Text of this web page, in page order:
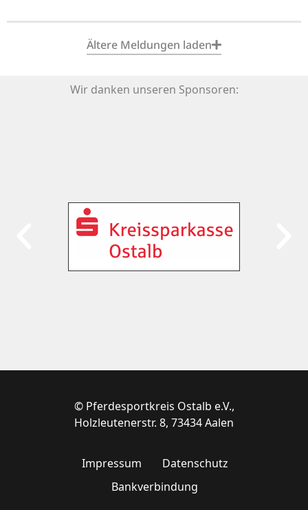
Ältere Meldungen laden
Wir danken unseren Sponsoren:
© Pferdesportkreis Ostalb e.V.,
Holzleutenerstr. 8, 73434 Aalen
Impressum
Datenschutz
Bankverbindung